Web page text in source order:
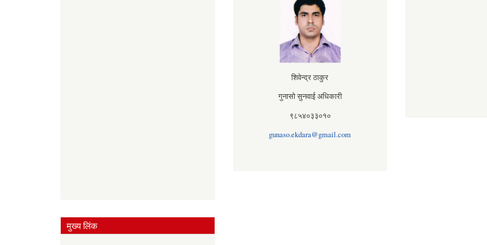
मुख्य लिंक
शिवेन्द्र ठाकुर
गुनासो सुनवाई अधिकारी
९८५४०३३०१०
gunaso.ekdara@gmail.com